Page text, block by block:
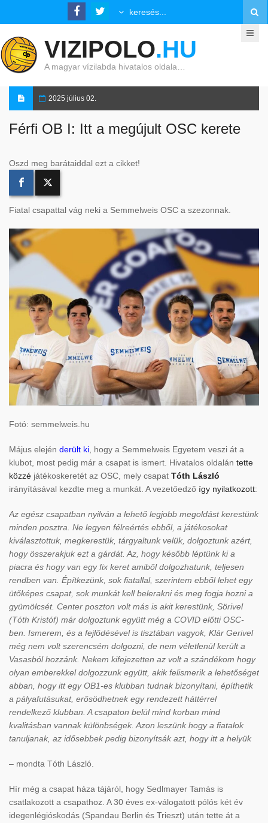
VIZIPOLO.HU
A magyar vízilabda hivatalos oldala…
2025 július 02.
Férfi OB I: Itt a megújult OSC kerete
Oszd meg barátaiddal ezt a cikket!
Fiatal csapattal vág neki a Semmelweis OSC a szezonnak.
Fotó: semmelweis.hu
Május elején derült ki, hogy a Semmelweis Egyetem veszi át a
klubot, most pedig már a csapat is ismert. Hivatalos oldalán tette
közzé játékoskeretét az OSC, mely csapat Tóth László
irányításával kezdte meg a munkát. A vezetőedző így nyilatkozott:
Az egész csapatban nyilván a lehető legjobb megoldást kerestünk
minden posztra. Ne legyen félreértés ebből, a játékosokat
kiválasztottuk, megkerestük, tárgyaltunk velük, dolgoztunk azért,
hogy összerakjuk ezt a gárdát. Az, hogy később léptünk ki a
piacra és hogy van egy fix keret amiből dolgozhatunk, teljesen
rendben van. Építkezünk, sok fiatallal, szerintem ebből lehet egy
ütőképes csapat, sok munkát kell belerakni és meg fogja hozni a
gyümölcsét. Center poszton volt más is akit kerestünk, Sörivel
(Tóth Kristóf) már dolgoztunk együtt még a COVID előtti OSC-
ben. Ismerem, és a fejlődésével is tisztában vagyok, Klár Gerivel
még nem volt szerencsém dolgozni, de nem véletlenül került a
Vasasból hozzánk. Nekem kifejezetten az volt a szándékom hogy
olyan emberekkel dolgozzunk együtt, akik felismerik a lehetőséget
abban, hogy itt egy OB1-es klubban tudnak bizonyítani, építhetik
a pályafutásukat, erősödhetnek egy rendezett háttérrel
rendelkező klubban. A csapaton belül mind korban mind
kvalitásban vannak különbségek. Azon leszünk hogy a fiatalok
tanuljanak, az idősebbek pedig bizonyítsák azt, hogy itt a helyük
– mondta Tóth László.
Hír még a csapat háza tájáról, hogy Sedlmayer Tamás is
csatlakozott a csapathoz. A 30 éves ex-válogatott pólós két év
idegenlégióskodás (Spandau Berlin és Trieszt) után tette át a